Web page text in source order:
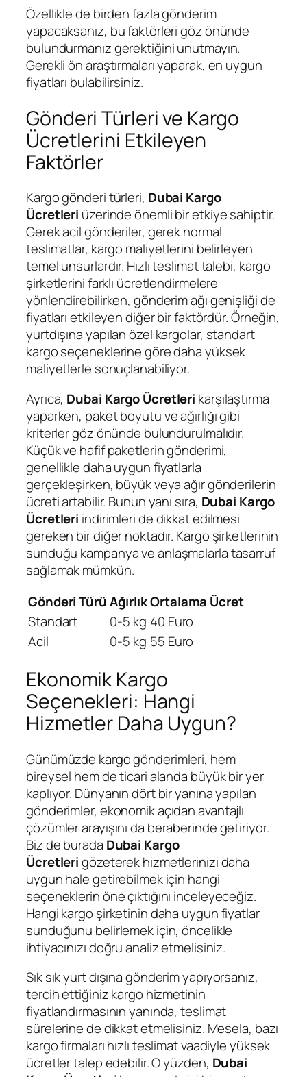
Özellikle de birden fazla gönderim
yapacaksanız, bu faktörleri göz önünde
bulundurmanız gerektiğini unutmayın.
Gerekli ön araştırmaları yaparak, en uygun
fiyatları bulabilirsiniz.
Gönderi Türleri ve Kargo
Ücretlerini Etkileyen
Faktörler
Kargo gönderi türleri, Dubai Kargo
Ücretleri üzerinde önemli bir etkiye sahiptir.
Gerek acil gönderiler, gerek normal
teslimatlar, kargo maliyetlerini belirleyen
temel unsurlardır. Hızlı teslimat talebi, kargo
şirketlerini farklı ücretlendirmelere
yönlendirebilirken, gönderim ağı genişliği de
fiyatları etkileyen diğer bir faktördür. Örneğin,
yurtdışına yapılan özel kargolar, standart
kargo seçeneklerine göre daha yüksek
maliyetlerle sonuçlanabiliyor.
Ayrıca, Dubai Kargo Ücretleri karşılaştırma
yaparken, paket boyutu ve ağırlığı gibi
kriterler göz önünde bulundurulmalıdır.
Küçük ve hafif paketlerin gönderimi,
genellikle daha uygun fiyatlarla
gerçekleşirken, büyük veya ağır gönderilerin
ücreti artabilir. Bunun yanı sıra, Dubai Kargo
Ücretleri indirimleri de dikkat edilmesi
gereken bir diğer noktadır. Kargo şirketlerinin
sunduğu kampanya ve anlaşmalarla tasarruf
sağlamak mümkün.
Gönderi Türü AğırlıkOrtalama Ücret
Standart
0-5 kg 40 Euro
Acil
0-5 kg 55 Euro
Ekonomik Kargo
Seçenekleri: Hangi
Hizmetler Daha Uygun?
Günümüzde kargo gönderimleri, hem
bireysel hem de ticari alanda büyük bir yer
kaplıyor. Dünyanın dört bir yanına yapılan
gönderimler, ekonomik açıdan avantajlı
çözümler arayışını da beraberinde getiriyor.
Biz de burada Dubai Kargo
Ücretlerigözeterek hizmetlerinizi daha
uygun hale getirebilmek için hangi
seçeneklerin öne çıktığını inceleyeceğiz.
Hangi kargo şirketinin daha uygun fiyatlar
sunduğunu belirlemek için, öncelikle
ihtiyacınızı doğru analiz etmelisiniz.
Sık sık yurt dışına gönderim yapıyorsanız,
tercih ettiğiniz kargo hizmetinin
fiyatlandırmasının yanında, teslimat
sürelerine de dikkat etmelisiniz. Mesela, bazı
kargo firmaları hızlı teslimat vaadiyle yüksek
ücretler talep edebilir. O yüzden, Dubai